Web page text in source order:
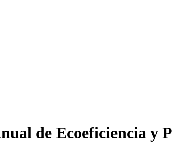
de Ecoeficiencia y